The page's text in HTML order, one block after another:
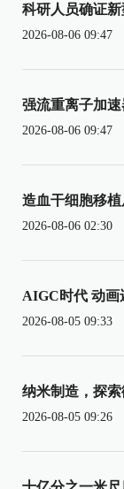
科研人员确证
2026-08-06 09:47
强流重离子加
2026-08-06 09:47
造血干细胞移
2026-08-06 02:30
AIGC时代 动画
2026-08-05 09:33
纳米制造，探
2026-08-05 09:26